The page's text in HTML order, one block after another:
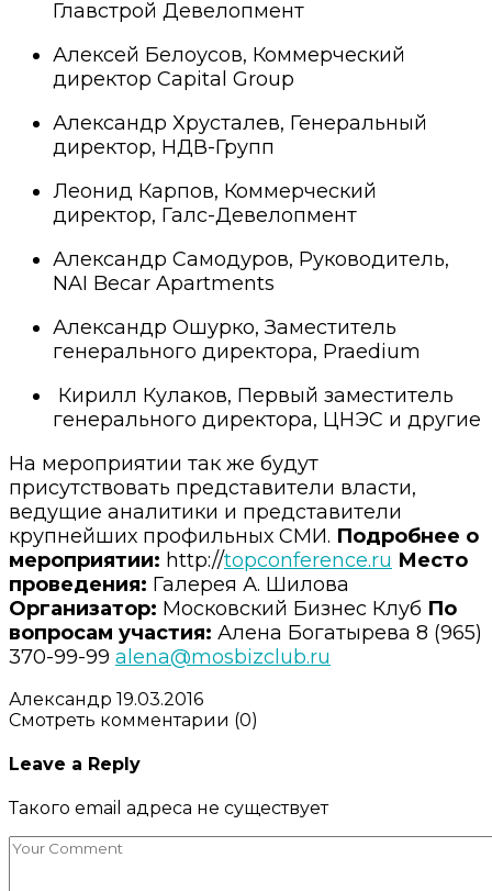
Главстрой Девелопмент
Алексей Белоусов, Коммерческий
директор Capital Group
Александр Хрусталев, Генеральный
директор, НДВ-Групп
Леонид Карпов, Коммерческий
директор, Галс-Девелопмент
Александр Самодуров, Руководитель,
NAI Becar Apartments
Александр Ошурко, Заместитель
генерального директора, Praedium
Кирилл Кулаков, Первый заместитель
генерального директора, ЦНЭС и другие
На мероприятии так же будут
присутствовать представители власти,
ведущие аналитики и представители
крупнейших профильных СМИ. Подробнее о
мероприятии: http://topconference.ru Место
проведения: Галерея А. Шилова
Организатор: Московский Бизнес Клуб По
вопросам участия: Алена Богатырева 8 (965)
370-99-99 alena@mosbizclub.ru
Александр 19.03.2016
Смотреть комментарии (0)
Leave a Reply
Такого email адреса не существует